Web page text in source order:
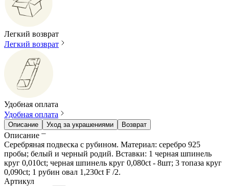
Легкий возврат
Легкий возврат
Удобная оплата
Удобная оплата
Описание Уход за украшениями Возврат
Описание
Серебряная подвеска с рубином. Материал: серебро 925
пробы; белый и черный родий. Вставки: 1 черная шпинель
круг 0,010ct; черная шпинель круг 0,080ct - 8шт; 3 топаза круг
0,090ct; 1 рубин овал 1,230ct F /2.
Артикул